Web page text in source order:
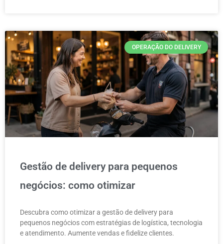
OPERAÇÃO DO DELIVERY
Gestão de delivery para pequenos
negócios: como otimizar
Descubra como otimizar a gestão de delivery para
pequenos negócios com estratégias de logística, tecnologia
e atendimento. Aumente vendas e fidelize clientes.